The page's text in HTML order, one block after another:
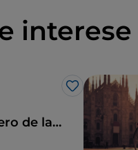
interese
Me gusta
de la